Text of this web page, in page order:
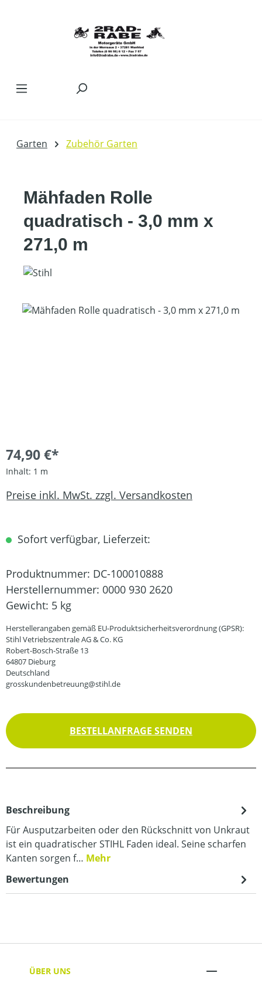
Garten Zubehör Garten
Mähfaden Rolle
quadratisch - 3,0 mm x
271,0 m
Bildergalerie überspringen
74,90 €*
Inhalt: 1 m
Preise inkl. MwSt. zzgl. Versandkosten
Sofort verfügbar, Lieferzeit:
Produktnummer: DC-100010888
Herstellernummer: 0000 930 2620
Gewicht: 5 kg
Herstellerangaben gemäß EU-Produktsicherheitsverordnung (GPSR):
Stihl Vetriebszentrale AG & Co. KG
Robert-Bosch-Straße 13
64807 Dieburg
Deutschland
grosskundenbetreuung@stihl.de
BESTELLANFRAGE SENDEN
Beschreibung
Für Ausputzarbeiten oder den Rückschnitt von Unkraut
ist ein quadratischer STIHL Faden ideal. Seine scharfen
Kanten sorgen f… Mehr
Bewertungen
ÜBER UNS